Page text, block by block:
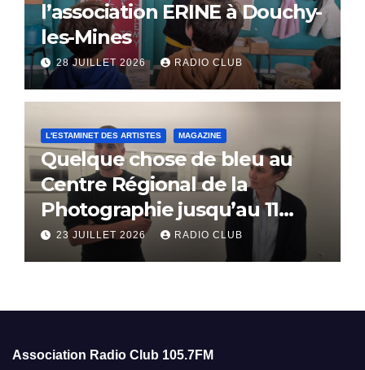
l’association ERINE à Douchy-
les-Mines
28 JUILLET 2026 RADIO CLUB
L'ESTAMINET DES ARTISTES MAGAZINE
Quelque chose de bleu au
Centre Régional de la
Photographie jusqu’au 11
octobre
23 JUILLET 2026 RADIO CLUB
Association Radio Club 105.7FM